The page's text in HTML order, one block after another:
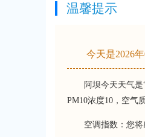
温馨提示
今天是2026
阿坝今天天气
PM10浓度10，空气
空调指数：您将